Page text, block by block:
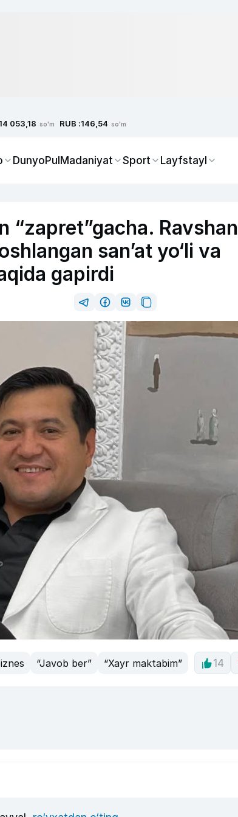
053,18 so'm RUB :146,54 so'm
DunyoPulMadaniyat Sport Layfstayl
“zapret”gacha. Ravshan
san’at yo‘li va
gapirdi
“Javob ber” “Xayr maktabim” 14